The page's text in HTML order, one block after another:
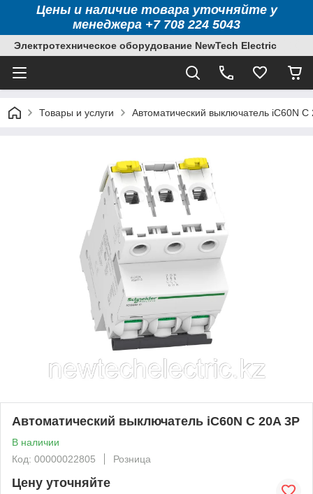
Цены и наличие товара уточняйте у
менеджера +7 708 224 5043
Электротехническое оборудование NewTech Electric
Товары и услуги Автоматический выключатель iC60N C
Автоматический выключатель iC60N C 20A 3P
В наличии
Код: 00000022805
Розница
Цену уточняйте